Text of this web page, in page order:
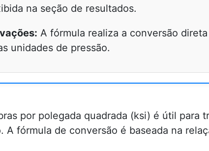
na seção de resultados.
A fórmula realiza a conversão direta
unidades de pressão.
por polegada quadrada (ksi) é útil para
fórmula de conversão é baseada na